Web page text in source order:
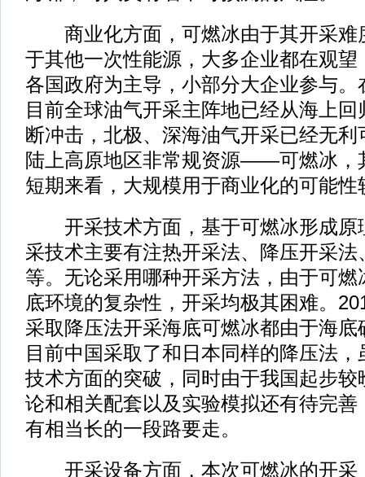
商业化方面，可燃冰由于其开采难
于其他一次性能源，大多企业都在观
各国政府为主导，小部分大企业参与
目前全球油气开采主阵地已经从海上
断冲击，北极、深海油气开采已经无
陆上高原地区非常规资源——可燃冰，
短期来看，大规模用于商业化的可能性
开采技术方面，基于可燃冰形成原
采技术主要有注热开采法、降压开采
等。无论采用哪种开采方法，由于可
底环境的复杂性，开采均极其困难。
采取降压法开采海底可燃冰都由于海
目前中国采取了和日本同样的降压法
技术方面的突破，同时由于我国起步
论和相关配套以及实验模拟还有待完
有相当长的一段路要走。
开采设备方面，本次可燃冰的开采